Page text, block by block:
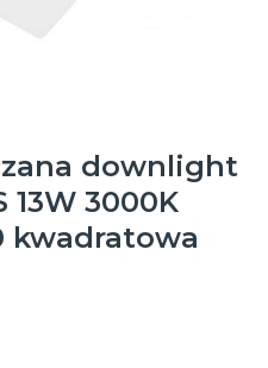
downlight
13W 3000K
kwadratowa